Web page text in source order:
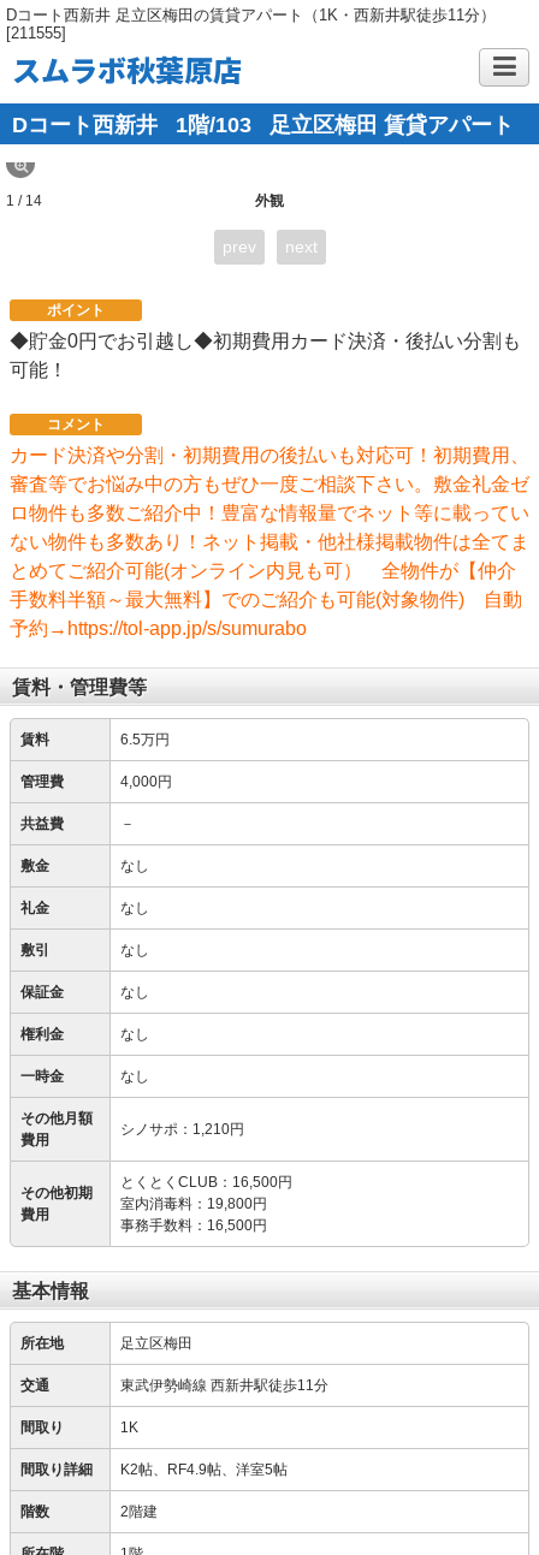
Dコート西新井 足立区梅田の賃貸アパート（1K・西新井駅徒歩11分）
[211555]
スムラボ秋葉原店
Dコート西新井 1階/103 足立区梅田 賃貸アパート
外観
1 / 14
prev next
ポイント
◆貯金0円でお引越し◆初期費用カード決済・後払い分割も
可能！
コメント
カード決済や分割・初期費用の後払いも対応可！初期費用、
審査等でお悩み中の方もぜひ一度ご相談下さい。敷金礼金ゼ
ロ物件も多数ご紹介中！豊富な情報量でネット等に載ってい
ない物件も多数あり！ネット掲載・他社様掲載物件は全てま
とめてご紹介可能(オンライン内見も可） 全物件が【仲介
手数料半額～最大無料】でのご紹介も可能(対象物件) 自動
予約→https://tol-app.jp/s/sumurabo
賃料・管理費等
賃料 6.5万円
管理費 4,000円
共益費 －
敷金 なし
礼金 なし
敷引 なし
保証金 なし
権利金 なし
一時金 なし
その他月額
費用
シノサポ ： 1,210円
その他初期
費用
とくとくCLUB ： 16,500円
室内消毒料 ： 19,800円
事務手数料 ： 16,500円
基本情報
所在地 足立区梅田
交通 東武伊勢崎線 西新井駅徒歩11分
間取り 1K
間取り詳細 K2帖、RF4.9帖、洋室5帖
階数 2階建